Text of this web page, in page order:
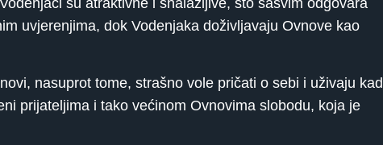
su atraktivne i snalažljive, što sasvim odgovara
uvjerenjima, dok Vodenjaka doživljavaju Ovnove kao
nasuprot tome, strašno vole pričati o sebi i uživaju kad
prijateljima i tako većinom Ovnovima slobodu, koja je